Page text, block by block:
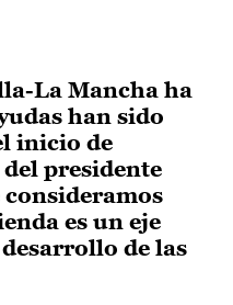
La Mancha ha
han sido
inicio de
presidente
consideramos
es un eje
de las